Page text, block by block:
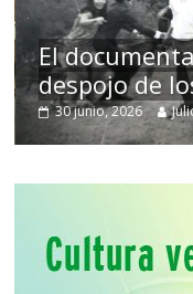
El
despojo de
30 junio, 2026